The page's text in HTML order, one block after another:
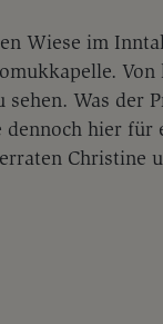
Wiese im
Von
sehen. Was der
dennoch hier für
Christine